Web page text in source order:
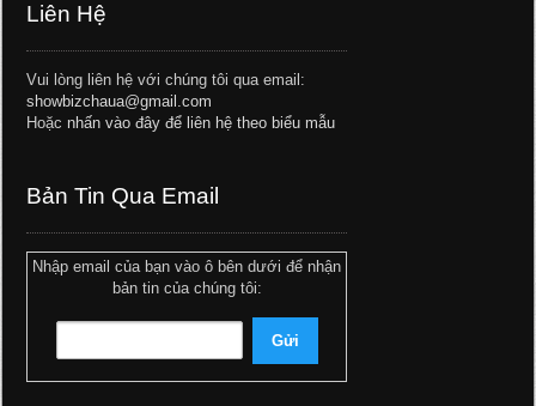
Liên Hệ
Vui lòng liên hệ với chúng tôi qua email:
showbizchaua@gmail.com
Hoặc nhấn vào đây để liên hệ theo biểu mẫu
Bản Tin Qua Email
Nhập email của bạn vào ô bên dưới để nhận
bản tin của chúng tôi: